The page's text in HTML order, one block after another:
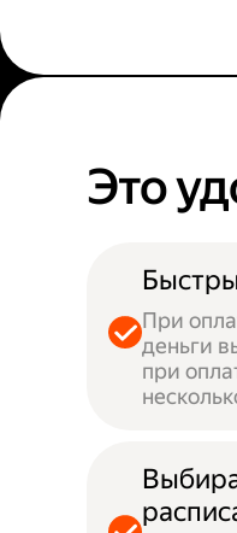
Это
При
деньги
при